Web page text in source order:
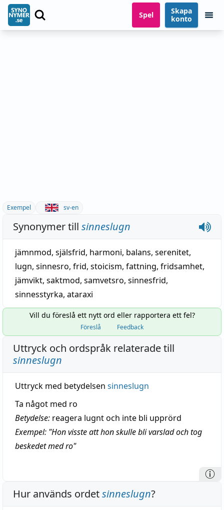
Spel
Skapa
konto
Exempel sv-en
Synonymer till sinneslugn
jämnmod, själsfrid, harmoni, balans, serenitet,
lugn, sinnesro, frid, stoicism, fattning, fridsamhet,
jämvikt, saktmod, samvetsro, sinnesfrid,
sinnesstyrka, ataraxi
Vill du föreslå ett nytt ord eller rapportera ett fel?
Föreslå Feedback
Uttryck och ordspråk relaterade till
sinneslugn
Uttryck med betydelsen sinneslugn
Ta något med ro
Betydelse: reagera lugnt och inte bli upprörd
Exempel: "Hon visste att hon skulle bli varslad och tog
beskedet med ro"
Hur används ordetsinneslugn?